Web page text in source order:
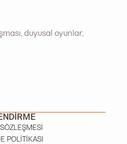
duyusal oyunlar,
POLITIKASI